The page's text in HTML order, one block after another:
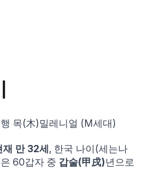
목(木)밀레니얼 (M세대)
재 만 32세, 한국 나이(세는나
60갑자 중 갑술(甲戌)년으로